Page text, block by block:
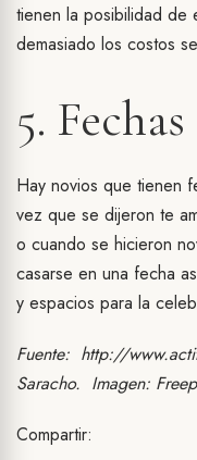
tienen la posibilidad de
demasiado los costos
5.
Hay novios que tienen
vez que se dijeron te
o cuando se hicieron
casarse en una fecha
y espacios para la
Fuente: http://
Saracho. Imagen:
Compartir: